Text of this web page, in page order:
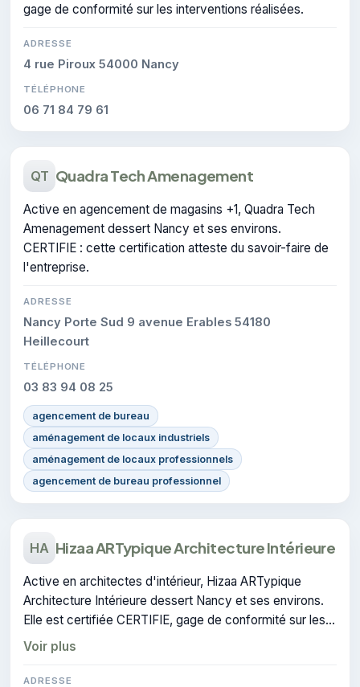
gage de conformité sur les interventions réalisées.
ADRESSE
4 rue Piroux 54000 Nancy
TÉLÉPHONE
06 71 84 79 61
QT Quadra Tech Amenagement
Active en agencement de magasins +1, Quadra Tech
Amenagement dessert Nancy et ses environs.
CERTIFIE : cette certification atteste du savoir-faire de
l'entreprise.
ADRESSE
Nancy Porte Sud 9 avenue Erables 54180
Heillecourt
TÉLÉPHONE
03 83 94 08 25
agencement de bureau
aménagement de locaux industriels
aménagement de locaux professionnels
agencement de bureau professionnel
HA Hizaa ARTypique Architecture Intérieure
Active en architectes d'intérieur, Hizaa ARTypique
Architecture Intérieure dessert Nancy et ses environs.
Elle est certifiée CERTIFIE, gage de conformité sur les
interventions réalisées.
Voir plus
ADRESSE